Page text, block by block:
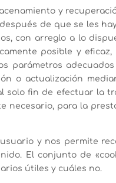
y
de que se les
con arreglo a lo
posible y
o actualización
solo fin de efectuar la
necesario, para la
y nos permite
El conjunto de
útiles y cuáles no.